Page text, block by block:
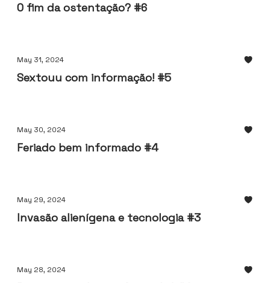
O fim da ostentação? #6
May 31, 2024
Sextouu com informação! #5
May 30, 2024
Feriado bem informado #4
May 29, 2024
Invasão alienígena e tecnologia #3
May 28, 2024